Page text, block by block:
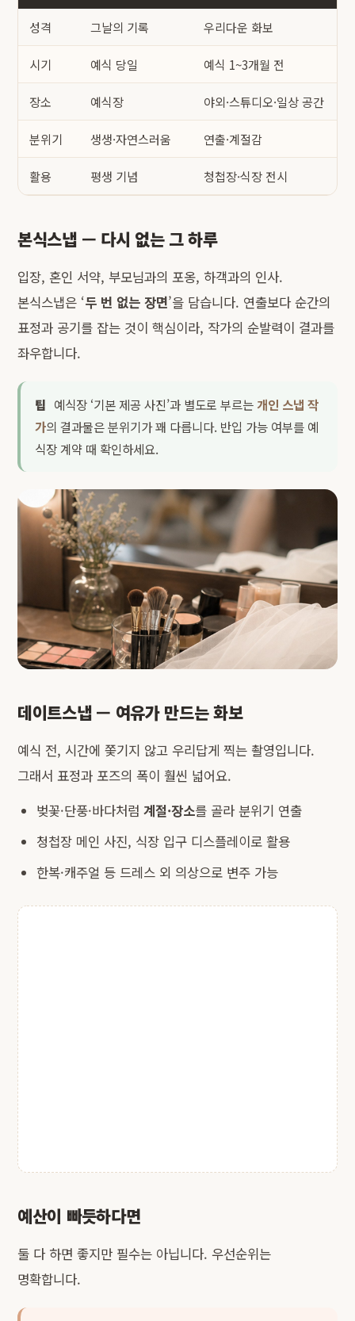
성격 그날의 기록 우리다운 화보
시기 예식 당일 예식 1~3개월 전
장소 예식장 야외·스튜디오·일상 공간
분위기 생생·자연스러움 연출·계절감
활용 평생 기념 청첩장·식장 전시
본식스냅 — 다시 없는 그 하루
입장, 혼인 서약, 부모님과의 포옹, 하객과의 인사.
본식스냅은 ‘두 번 없는 장면’을 담습니다. 연출보다 순간의
표정과 공기를 잡는 것이 핵심이라, 작가의 순발력이 결과를
좌우합니다.
팁 예식장 ‘기본 제공 사진’과 별도로 부르는 개인 스냅 작
가의 결과물은 분위기가 꽤 다릅니다. 반입 가능 여부를 예
식장 계약 때 확인하세요.
데이트스냅 — 여유가 만드는 화보
예식 전, 시간에 쫓기지 않고 우리답게 찍는 촬영입니다.
그래서 표정과 포즈의 폭이 훨씬 넓어요.
벚꽃·단풍·바다처럼 계절·장소를 골라 분위기 연출
청첩장 메인 사진, 식장 입구 디스플레이로 활용
한복·캐주얼 등 드레스 외 의상으로 변주 가능
예산이 빠듯하다면
둘 다 하면 좋지만 필수는 아닙니다. 우선순위는
명확합니다.